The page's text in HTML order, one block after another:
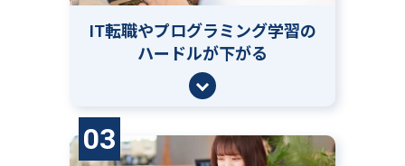
IT転職やプログラミング学習の
ハードルが下がる
03